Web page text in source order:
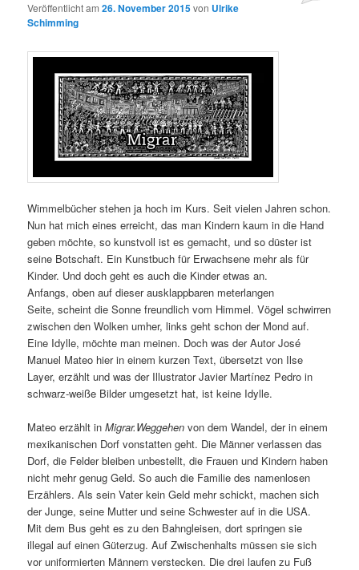
Veröffentlicht am26. November 2015von Ulrike
Schimming
Wimmelbücher stehen ja hoch im Kurs. Seit vielen Jahren schon.
Nun hat mich eines erreicht, das man Kindern kaum in die Hand
geben möchte, so kunstvoll ist es gemacht, und so düster ist
seine Botschaft. Ein Kunstbuch für Erwachsene mehr als für
Kinder. Und doch geht es auch die Kinder etwas an.
Anfangs, oben auf dieser ausklappbaren meterlangen
Seite, scheint die Sonne freundlich vom Himmel. Vögel schwirren
zwischen den Wolken umher, links geht schon der Mond auf.
Eine Idylle, möchte man meinen. Doch was der Autor José
Manuel Mateo hier in einem kurzen Text, übersetzt von Ilse
Layer, erzählt und was der Illustrator Javier Martínez Pedro in
schwarz-weiße Bilder umgesetzt hat, ist keine Idylle.
Mateo erzählt inMigrar.Weggehen von dem Wandel, der in einem
mexikanischen Dorf vonstatten geht. Die Männer verlassen das
Dorf, die Felder bleiben unbestellt, die Frauen und Kindern haben
nicht mehr genug Geld. So auch die Familie des namenlosen
Erzählers. Als sein Vater kein Geld mehr schickt, machen sich
der Junge, seine Mutter und seine Schwester auf in die USA.
Mit dem Bus geht es zu den Bahngleisen, dort springen sie
illegal auf einen Güterzug. Auf Zwischenhalts müssen sie sich
vor uniformierten Männern verstecken. Die drei laufen zu Fuß